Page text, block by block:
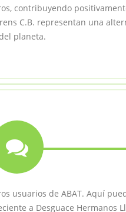
contribuyendo
C.B. representan una
planeta.
usuarios de ABAT. Aquí
a Desguace Hermanos